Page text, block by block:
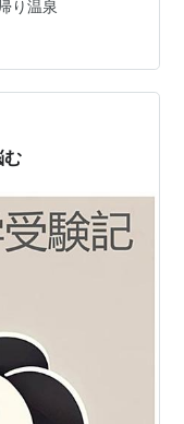
その後、引越し
としたら20バス
無沙汰なので元
ケで、前回の給湯
を開いてみた。
し…
り温泉
む